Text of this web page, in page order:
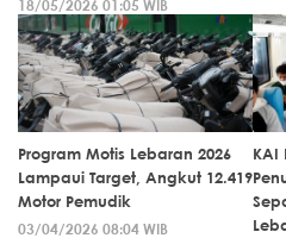
18/05/2026 01:05 WIB
Program Motis Lebaran 2026
Lampaui Target, Angkut 12.419
Motor Pemudik
03/04/2026 08:04 WIB
KAI